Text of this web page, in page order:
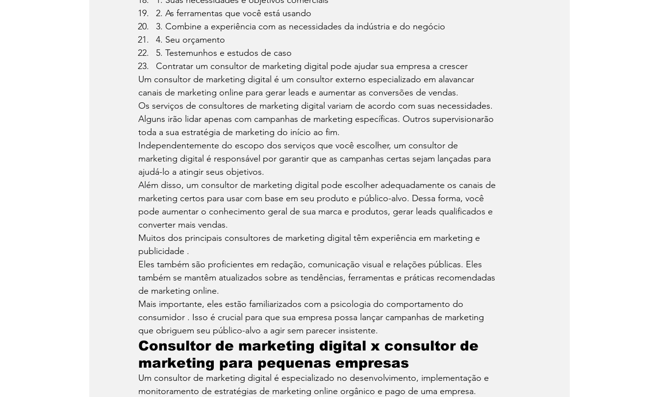
2. As ferramentas que você está usando
3. Combine a experiência com as necessidades da indústria e do negócio
4. Seu orçamento
5. Testemunhos e estudos de caso
Contratar um consultor de marketing digital pode ajudar sua empresa a crescer
Um consultor de marketing digital é um consultor externo especializado em alavancar
canais de marketing online para gerar leads e aumentar as conversões de vendas.
Os serviços de consultores de marketing digital variam de acordo com suas necessidades.
Alguns irão lidar apenas com campanhas de marketing específicas. Outros supervisionarão
toda a sua estratégia de marketing do início ao fim.
Independentemente do escopo dos serviços que você escolher, um consultor de
marketing digital é responsável por garantir que as campanhas certas sejam lançadas para
ajudá-lo a atingir seus objetivos.
Além disso, um consultor de marketing digital pode escolher adequadamente os canais de
marketing certos para usar com base em seu produto e público-alvo. Dessa forma, você
pode aumentar o conhecimento geral de sua marca e produtos, gerar leads qualificados e
converter mais vendas.
Muitos dos principais consultores de marketing digital têm experiência em marketing e
publicidade .
Eles também são proficientes em redação, comunicação visual e relações públicas. Eles
também se mantêm atualizados sobre as tendências, ferramentas e práticas recomendadas
de marketing online.
Mais importante, eles estão familiarizados com a psicologia do comportamento do
consumidor . Isso é crucial para que sua empresa possa lançar campanhas de marketing
que obriguem seu público-alvo a agir sem parecer insistente.
Consultor de marketing digital x consultor de
marketing para pequenas empresas
Um consultor de marketing digital é especializado no desenvolvimento, implementação e
monitoramento de estratégias de marketing online orgânico e pago de uma empresa.